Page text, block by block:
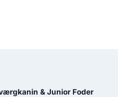
& Junior Foder